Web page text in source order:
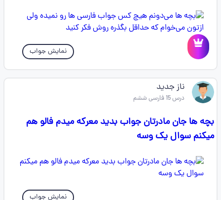
نمایش جواب
ناز جدید
درس 15 فارسی ششم
بچه ها جان مادرتان جواب بدید معرکه میدم فالو هم
میکنم سوال یک وسه
نمایش جواب